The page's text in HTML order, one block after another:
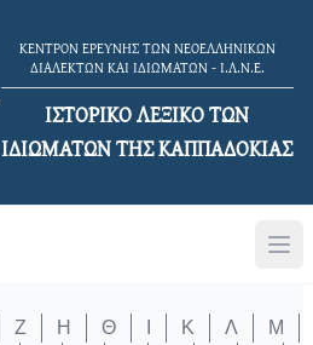
ΚΕΝΤΡΟΝ ΕΡΕΥΝΗΣ ΤΩΝ ΝΕΟΕΛΛΗΝΙΚΩΝ
ΔΙΑΛΕΚΤΩΝ ΚΑΙ ΙΔΙΩΜΑΤΩΝ - Ι.Λ.Ν.Ε.
ΙΣΤΟΡΙΚΟ ΛΕΞΙΚΟ TΩΝ
ΙΔΙΩΜΑΤΩΝ ΤΗΣ ΚΑΠΠΑΔΟΚΙΑΣ
Ζ Η Θ Κ Λ
Μ